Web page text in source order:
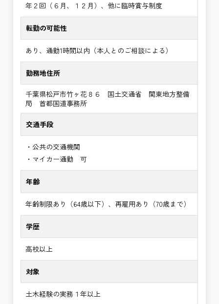
年２回（６月、１２月）、他に臨時賞与制度
転勤の可能性
あり、通勤1時間以内（本人とのご相談による）
勤務地住所
千葉県松戸市竹ヶ花８６ 国土交通省 関東地方整備
局 首都国道事務所
交通手段
・公共の交通機関
・マイカー通勤 可
年齢
年齢制限あり（64歳以下）、再雇用あり（70歳まで）
学歴
高校以上
対象
土木経験の実務１年以上